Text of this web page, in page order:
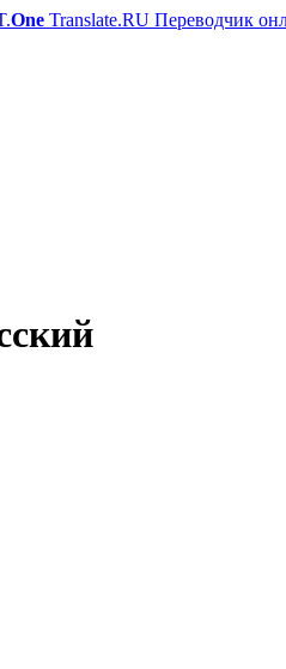
One Translate.RU Переводчик